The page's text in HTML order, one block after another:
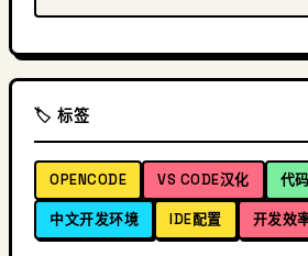
🏷️ 标签
OPENCODE VS CODE汉化 代
中文开发环境 IDE配置 开发效